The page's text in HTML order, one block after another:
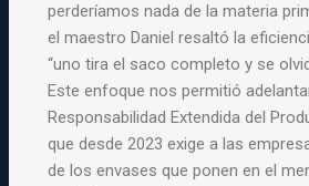
perderíamos nada de la materia
el maestro Daniel resaltó la
“uno tira el saco completo y se
Este enfoque nos permitió
Responsabilidad Extendida del
que desde 2023 exige a las
de los envases que ponen en el